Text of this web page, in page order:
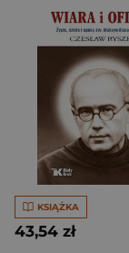
KSIĄŻKA
43,54 zł